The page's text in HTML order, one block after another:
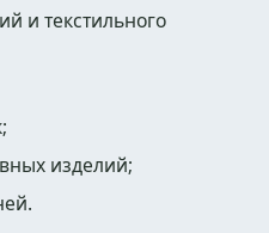
и текстильного
изделий;